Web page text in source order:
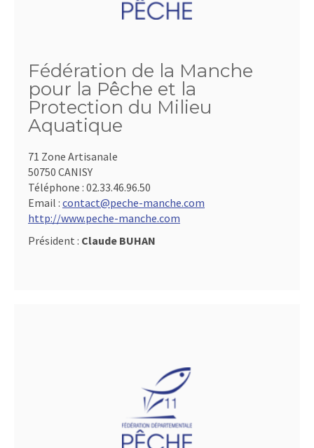
Fédération de la Manche
pour la Pêche et la
Protection du Milieu
Aquatique
71 Zone Artisanale
50750 CANISY
Téléphone : 02.33.46.96.50
Email : contact@peche-manche.com
http://www.peche-manche.com
Président : Claude BUHAN